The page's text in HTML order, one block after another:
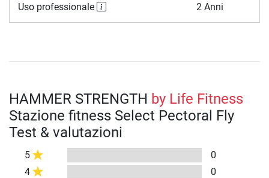
Uso professionale 2 Anni
HAMMER STRENGTH by Life Fitness
Stazione fitness Select Pectoral Fly
Test & valutazioni
5
0
4
0